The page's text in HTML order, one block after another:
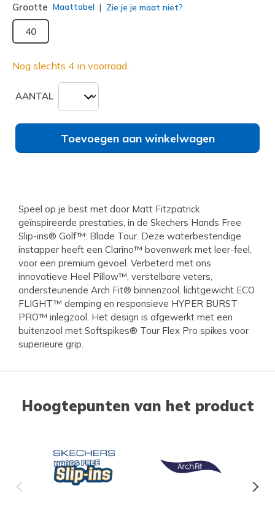
Grootte Maattabel Zie je je maat niet?
40
Nog slechts 4 in voorraad.
AANTAL
Toevoegen aan winkelwagen
Speel op je best met door Matt Fitzpatrick
geïnspireerde prestaties, in de Skechers Hands Free
Slip-ins® Golf™: Blade Tour. Deze waterbestendige
instapper heeft een Clarino™ bovenwerk met leer-feel,
voor een premium gevoel. Verbeterd met ons
innovatieve Heel Pillow™, verstelbare veters,
ondersteunende Arch Fit® binnenzool, lichtgewicht ECO
FLIGHT™ demping en responsieve HYPER BURST
PRO™ inlegzool. Het design is afgewerkt met een
buitenzool met Softspikes® Tour Flex Pro spikes voor
superieure grip.
Hoogtepunten van het product